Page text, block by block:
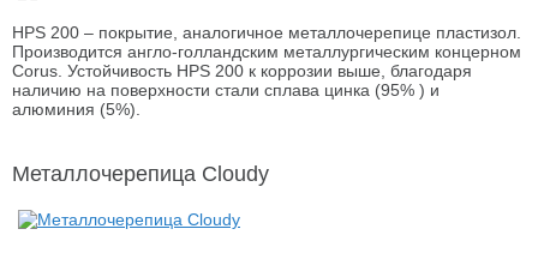
HPS 200 – покрытие, аналогичное металлочерепице пластизол.
Производится англо-голландским металлургическим концерном
Corus. Устойчивость HPS 200 к коррозии выше, благодаря
наличию на поверхности стали сплава цинка (95% ) и
алюминия (5%).
Металлочерепица Cloudy